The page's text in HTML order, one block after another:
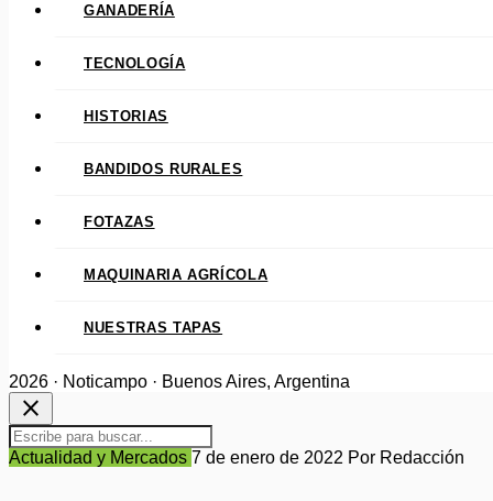
GANADERÍA
TECNOLOGÍA
HISTORIAS
BANDIDOS RURALES
FOTAZAS
MAQUINARIA AGRÍCOLA
NUESTRAS TAPAS
2026 · Noticampo · Buenos Aires, Argentina
close
Actualidad y Mercados 7 de enero de 2022 Por Redacción